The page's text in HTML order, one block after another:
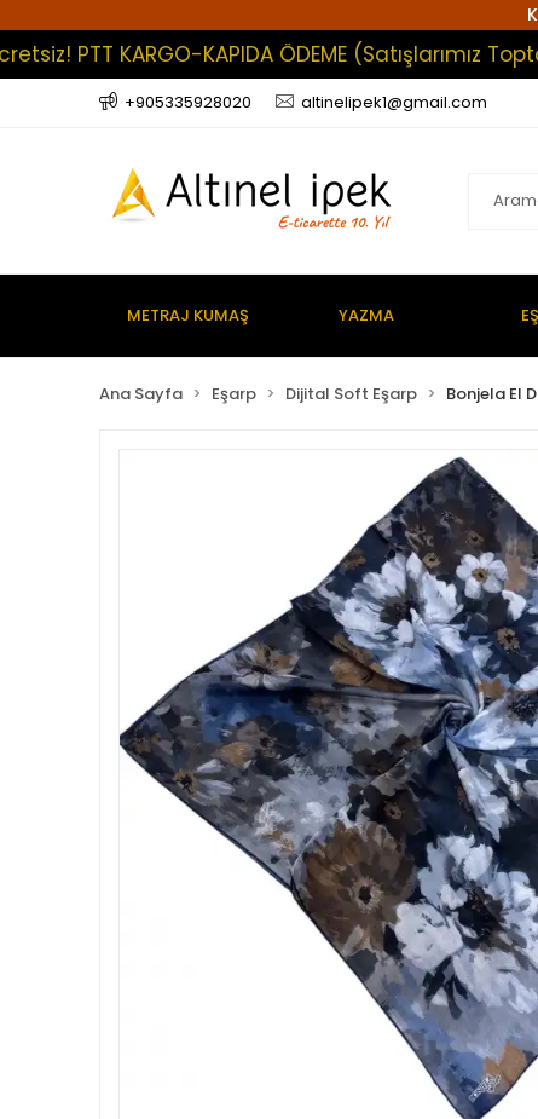
KARGO-KAPIDA ÖDEME (Satışlarımız Toptan
+905335928020 altinelipek1@gmail.com
METRAJ KUMAŞ YAZMA
Ana Sayfa Eşarp Dijital Soft Eşarp Bonjela El